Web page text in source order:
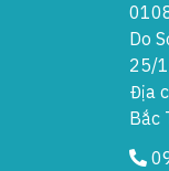
Do
25/
Địa
Bắc